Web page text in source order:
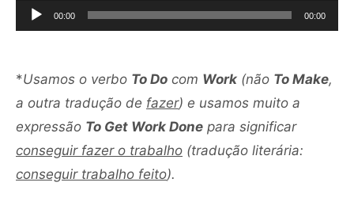
de
áudio
00:00 00:00
*Usamos o verbo To Do com Work (não To Make,
a outra tradução de fazer) e usamos muito a
expressão To Get Work Done para significar
conseguir fazer o trabalho (tradução literária:
conseguir trabalho feito).